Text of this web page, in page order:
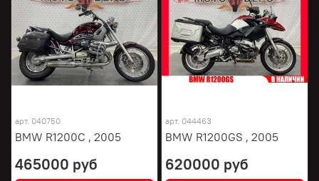
арт. 040750
BMW R1200C , 2005
465000 руб
арт. 044463
BMW R1200GS , 2005
620000 руб